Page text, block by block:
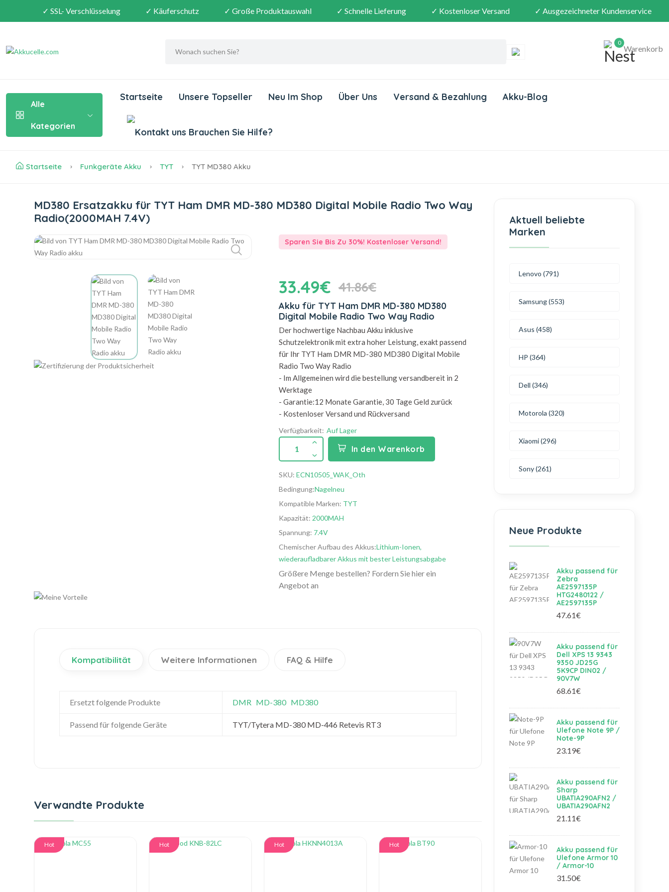
✓ SSL- Verschlüsselung ✓ Käuferschutz ✓ Große Produktauswahl ✓ Schnelle Lieferung ✓ Kostenloser Versand ✓ Ausgezeichneter Kundenservice
0
Warenkorb
Alle
Kategorien
Startseite Unsere Topseller Neu Im Shop Über Uns Versand & Bezahlung Akku-Blog
Brauchen Sie Hilfe?
Startseite Funkgeräte Akku TYT TYT MD380 Akku
MD380 Ersatzakku für TYT Ham DMR MD-380 MD380 Digital Mobile Radio Two Way
Radio(2000MAH 7.4V)
Sparen Sie Bis Zu 30%! Kostenloser Versand!
33.49€ 41.86€
Akku für TYT Ham DMR MD-380 MD380
Digital Mobile Radio Two Way Radio
Der hochwertige Nachbau Akku inklusive
Schutzelektronik mit extra hoher Leistung, exakt passend
für Ihr TYT Ham DMR MD-380 MD380 Digital Mobile
Radio Two Way Radio
- Im Allgemeinen wird die bestellung versandbereit in 2
Werktage
- Garantie:12 Monate Garantie, 30 Tage Geld zurück
- Kostenloser Versand und Rückversand
Verfügbarkeit: Auf Lager
1 In den Warenkorb
SKU: ECN10505_WAK_Oth
Bedingung:Nagelneu
Kompatible Marken: TYT
Kapazität: 2000MAH
Spannung: 7.4V
Chemischer Aufbau des Akkus:Lithium-Ionen,
wiederaufladbarer Akkus mit bester Leistungsabgabe
Größere Menge bestellen? Fordern Sie hier ein
Angebot an
Kompatibilität Weitere Informationen FAQ & Hilfe
Ersetzt folgende Produkte DMR MD-380 MD380
Passend für folgende Geräte TYT/Tytera MD-380 MD-446 Retevis RT3
Verwandte Produkte
Hot Hot Hot Hot
Aktuell beliebte
Marken
Lenovo (791)
Samsung (553)
Asus (458)
HP (364)
Dell (346)
Motorola (320)
Xiaomi (296)
Sony (261)
Neue Produkte
Akku passend für
Zebra
AE2597135P
HTG2480122 /
AE2597135P
47.61€
Akku passend für
Dell XPS 13 9343
9350 JD25G
5K9CP DIN02 /
90V7W
68.61€
Akku passend für
Ulefone Note 9P /
Note-9P
23.19€
Akku passend für
Sharp
UBATIA290AFN2 /
UBATIA290AFN2
21.11€
Akku passend für
Ulefone Armor 10
/ Armor-10
31.50€